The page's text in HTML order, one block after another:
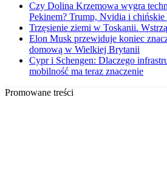
Czy Dolina Krzemowa wygra
Pekinem? Trump, Nvidia i chińskie
Trzęsienie ziemi w Toskanii.
Elon Musk przewiduje koniec
domową w Wielkiej Brytanii
Cypr i Schengen: Dlaczego
mobilność ma teraz znaczenie
Promowane treści